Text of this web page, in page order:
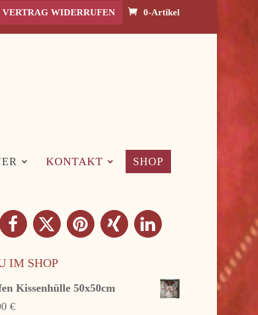
VERTRAG WIDERRUFEN 0-Artikel
KONTAKT SHOP
IM SHOP
Kissenhülle 50x50cm
€